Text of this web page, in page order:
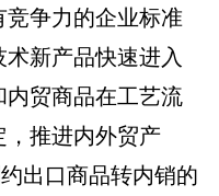
竞争力的企业标准
新产品快速进入
贸商品在工艺流
，推进内外贸产
出口商品转内销的